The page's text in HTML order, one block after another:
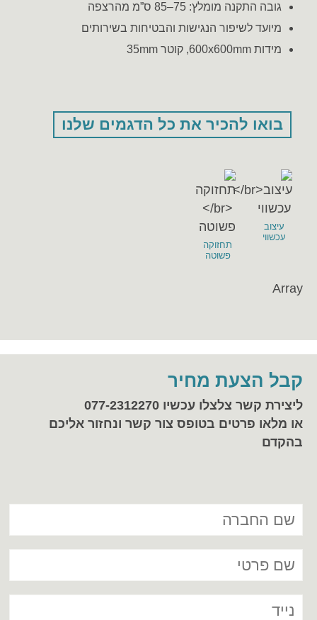
גובה התקנה מומלץ: 75–85 ס”מ מהרצפה
מיועד לשיפור הנגישות והבטיחות בשירותים
מידות 600x600mm, קוטר 35mm
בואו להכיר את כל הדגמים שלנו
עיצוב
עכשווי
תחזוקה
פשוטה
Array
קבל הצעת מחיר
ליצירת קשר צלצלו עכשיו 077-2312270
או מלאו פרטים בטופס צור קשר ונחזור אליכם
בהקדם